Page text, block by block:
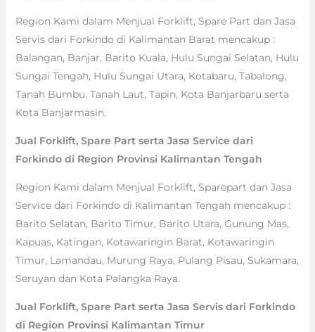
Region Kami dalam Menjual Forklift, Spare Part dan Jasa
Servis dari Forkindo di Kalimantan Barat mencakup :
Balangan, Banjar, Barito Kuala, Hulu Sungai Selatan, Hulu
Sungai Tengah, Hulu Sungai Utara, Kotabaru, Tabalong,
Tanah Bumbu, Tanah Laut, Tapin, Kota Banjarbaru serta
Kota Banjarmasin.
Jual Forklift, Spare Part serta Jasa Service dari
Forkindo di Region Provinsi Kalimantan Tengah
Region Kami dalam Menjual Forklift, Sparepart dan Jasa
Service dari Forkindo di Kalimantan Tengah mencakup :
Barito Selatan, Barito Timur, Barito Utara, Gunung Mas,
Kapuas, Katingan, Kotawaringin Barat, Kotawaringin
Timur, Lamandau, Murung Raya, Pulang Pisau, Sukamara,
Seruyan dan Kota Palangka Raya.
Jual Forklift, Spare Part serta Jasa Servis dari Forkindo
di Region Provinsi Kalimantan Timur